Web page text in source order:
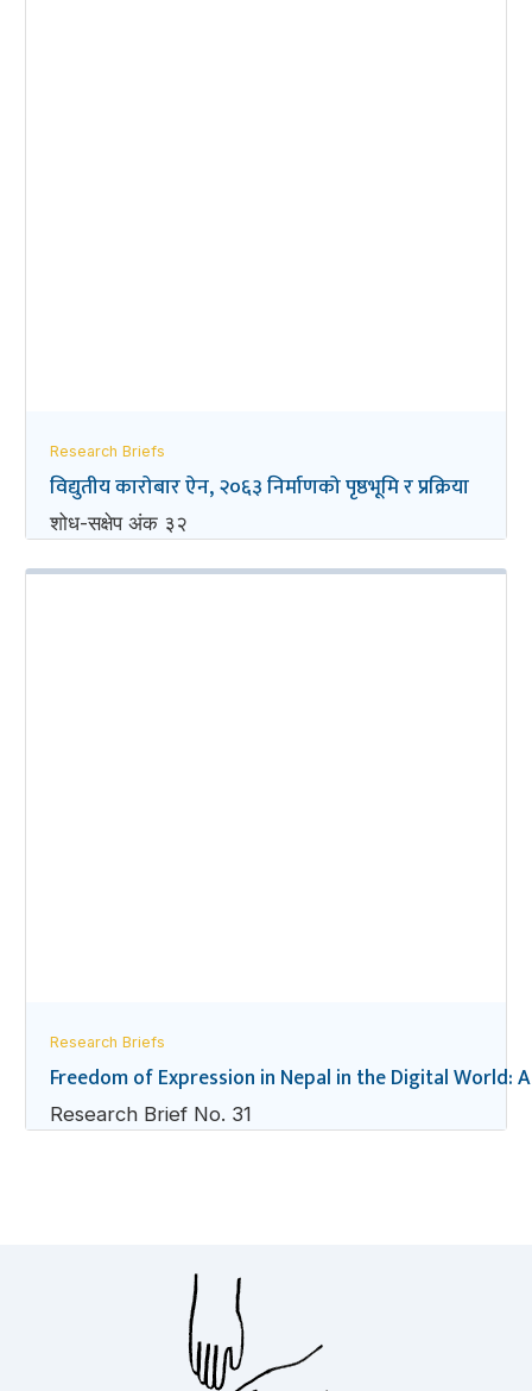
Research Briefs
विद्युतीय कारोबार ऐन, २०६३ निर्माणको पृष्ठभूमि र प्रक्रिया
शोध-स‌क्षेप अंक ३२
Research Briefs
Freedom of Expression in Nepal in the Digital World:
Research Brief No. 31